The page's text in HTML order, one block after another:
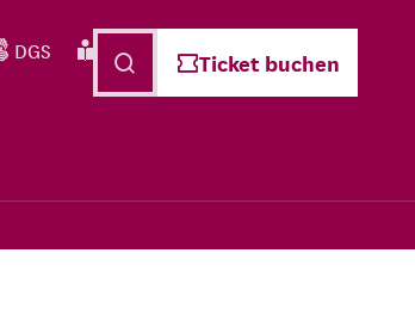
DGS Leichte Sprache Deutsch
Ticket buchen